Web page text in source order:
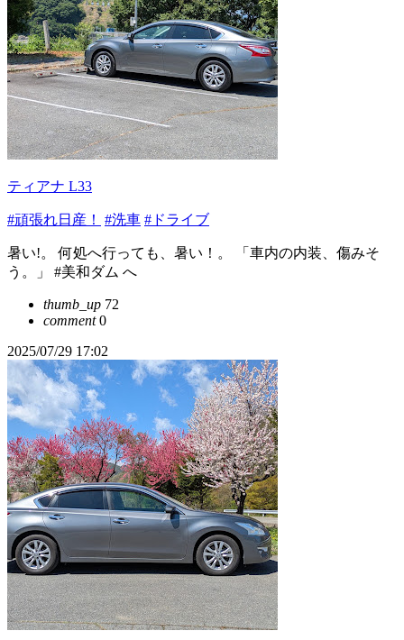
ティアナ L33
#頑張れ日産！ #洗車 #ドライブ
暑い!。 何処へ行っても、暑い！。 「車内の内装、傷みそ
う。」 #美和ダム へ
thumb_up 72
comment0
2025/07/29 17:02